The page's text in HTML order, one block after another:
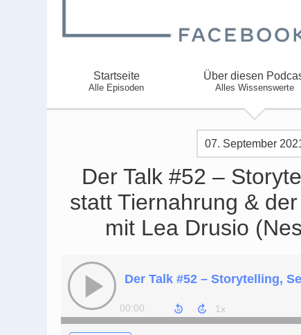
Startseite
Alle Episoden
Über diesen
Alles Wissenswerte
07. September
Der Talk #52 –
statt Tiernahrung &
mit Lea Drusio
00:00